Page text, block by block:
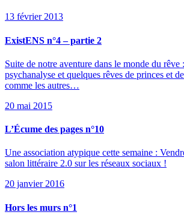
13 février 2013
ExistENS n°4 – partie 2
Suite de notre aventure dans le monde du rêve
psychanalyse et quelques rêves de princes et
comme les autres…
20 mai 2015
L’Écume des pages n°10
Une association atypique cette semaine :
salon littéraire 2.0 sur les réseaux sociaux !
20 janvier 2016
Hors les murs n°1